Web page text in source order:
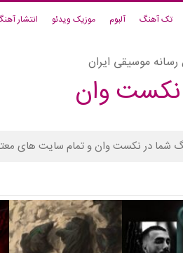
تک آهنگ آلبوم موزیک ویدئو انتشار
موسیقی ایران
نکست وان
در نکست وان و تمام سایت های